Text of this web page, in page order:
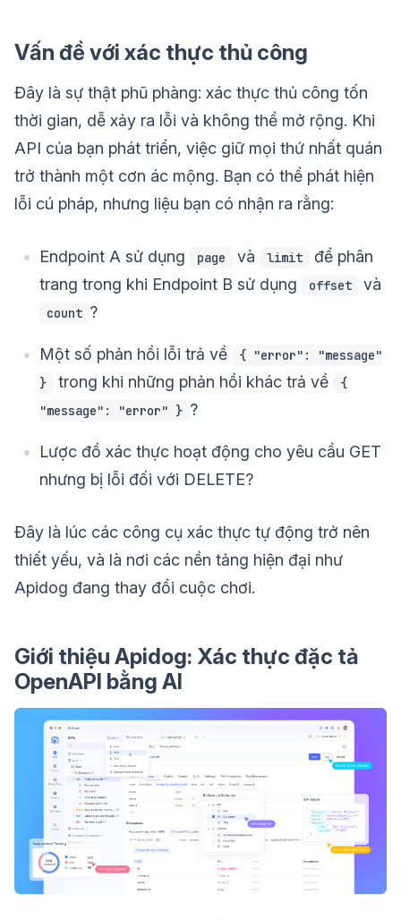
Vấn đề với xác thực thủ công
Đây là sự thật phũ phàng: xác thực thủ công tốn
thời gian, dễ xảy ra lỗi và không thể mở rộng. Khi
API của bạn phát triển, việc giữ mọi thứ nhất quán
trở thành một cơn ác mộng. Bạn có thể phát hiện
lỗi cú pháp, nhưng liệu bạn có nhận ra rằng:
Endpoint A sử dụng page và limit
để phân
trang trong khi Endpoint B sử dụng
offset và
count ?
Một số phản hồi lỗi trả về
{ "error": "message"
}
trong khi những phản hồi khác trả về
{
"message": "error" } ?
Lược đồ xác thực hoạt động cho yêu cầu GET
nhưng bị lỗi đối với DELETE?
Đây là lúc các công cụ xác thực tự động trở nên
thiết yếu, và là nơi các nền tảng hiện đại như
Apidog đang thay đổi cuộc chơi.
Giới thiệu Apidog: Xác thực đặc tả
OpenAPI bằng AI